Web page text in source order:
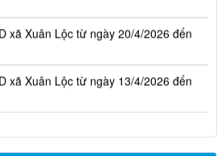
xã Xuân Lộc từ ngày 20/4/2026 đến
xã Xuân Lộc từ ngày 13/4/2026 đến